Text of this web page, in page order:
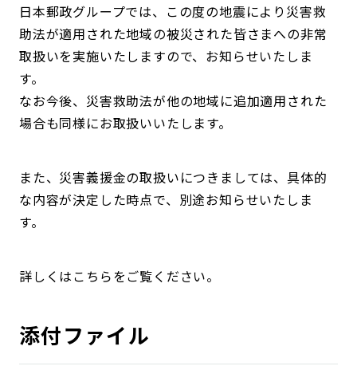
日本郵政グループでは、この度の地震により災害救
助法が適用された地域の被災された皆さまへの非常
取扱いを実施いたしますので、お知らせいたしま
す。
なお今後、災害救助法が他の地域に追加適用された
場合も同様にお取扱いいたします。
また、災害義援金の取扱いにつきましては、具体的
な内容が決定した時点で、別途お知らせいたしま
す。
詳しくはこちらをご覧ください。
添付ファイル